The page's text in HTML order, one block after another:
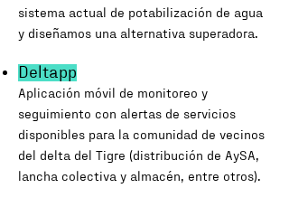
sistema actual de potabilización de agua
y diseñamos una alternativa superadora.
Deltapp
Aplicación móvil de monitoreo y
seguimiento con alertas de servicios
disponibles para la comunidad de vecinos
del delta del Tigre (distribución de AySA,
lancha colectiva y almacén, entre otros).